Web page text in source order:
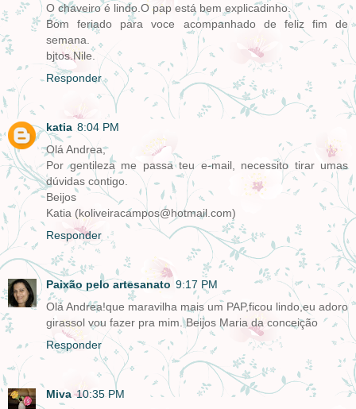
O chaveiro é lindo.O pap está bem explicadinho.
Bom feriado para voce acompanhado de feliz fim de
semana.
bjtos.Nile.
Responder
katia 8:04 PM
Olá Andrea,
Por gentileza me passa teu e-mail, necessito tirar umas
dúvidas contigo.
Beijos
Katia (koliveiracampos@hotmail.com)
Responder
Paixão pelo artesanato 9:17 PM
Olá Andrea!que maravilha mais um PAP,ficou lindo,eu adoro
girassol vou fazer pra mim. Beijos Maria da conceição
Responder
Miva 10:35 PM